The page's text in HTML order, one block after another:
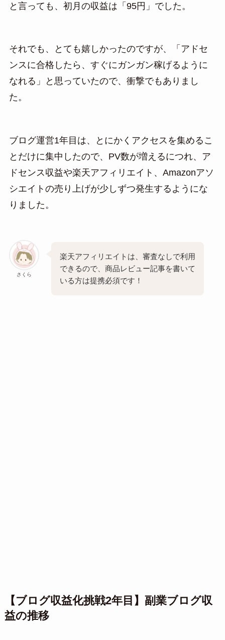
と言っても、初月の収益は「95円」でした。
それでも、とても嬉しかったのですが、「アドセ
ンスに合格したら、すぐにガンガン稼げるように
なれる」と思っていたので、衝撃でもありまし
た。
ブログ運営1年目は、とにかくアクセスを集めるこ
とだけに集中したので、PV数が増えるにつれ、ア
ドセンス収益や楽天アフィリエイト、Amazonアソ
シエイトの売り上げが少しずつ発生するようにな
りました。
さくら
楽天アフィリエイトは、審査なしで利用
できるので、商品レビュー記事を書いて
いる方は提携必須です！
【ブログ収益化挑戦2年目】副業ブログ収
益の推移